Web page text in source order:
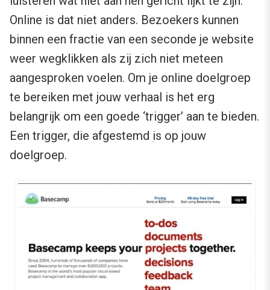
Online is dat niet anders. Bezoekers kunnen
binnen een fractie van een seconde je website
weer wegklikken als zij zich niet meteen
aangesproken voelen. Om je online doelgroep
te bereiken met jouw verhaal is het erg
belangrijk om een goede ‘trigger’ aan te bieden.
Een trigger, die afgestemd is op jouw
doelgroep.